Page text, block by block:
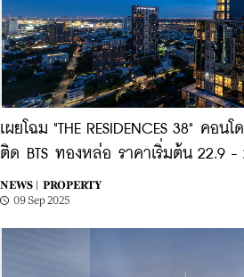
เผยโฉม "THE RESIDENCES 38" คอน
ติด BTS ทองหล่อ ราคาเริ่มต้น 22.9
NEWS |
PROPERTY
09 Sep 2025